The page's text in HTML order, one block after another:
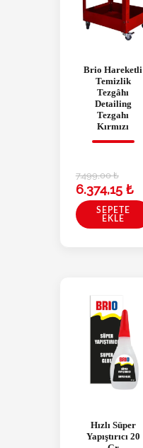
Brio Hareketli
Temizlik
Tezgâhı
Detailing
Tezgahı
Kırmızı
7.499,00₺
6.374,15 ₺
SEPETE
EKLE
Hızlı Süper
Yapıştırıcı 20